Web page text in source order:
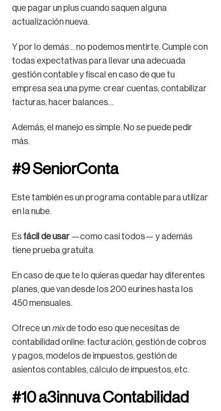
que pagar un plus cuando saquen alguna
actualización nueva.
Y por lo demás… no podemos mentirte. Cumple con
todas expectativas para llevar una adecuada
gestión contable y fiscal en caso de que tu
empresa sea una pyme: crear cuentas, contabilizar
facturas, hacer balances…
Además, el manejo es simple. No se puede pedir
más.
#9 SeniorConta
Este también es un programa contable para utilizar
en la nube.
Es fácil de usar —como casi todos— y además
tiene prueba gratuita.
En caso de que te lo quieras quedar hay diferentes
planes, que van desde los 200 eurines hasta los
450 mensuales.
Ofrece un mixde todo eso que necesitas de
contabilidad online: facturación, gestión de cobros
y pagos, modelos de impuestos, gestión de
asientos contables, cálculo de impuestos, etc.
#10 a3innuva Contabilidad